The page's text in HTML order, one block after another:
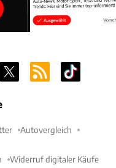
Autovergleich
Widerruf digitaler Käufe